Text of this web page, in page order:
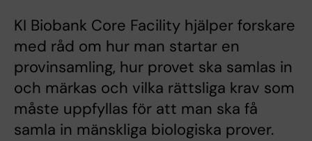
KI Biobank Core Facility hjälper forskare
med råd om hur man startar en
provinsamling, hur provet ska samlas in
och märkas och vilka rättsliga krav som
måste uppfyllas för att man ska få
samla in mänskliga biologiska prover.